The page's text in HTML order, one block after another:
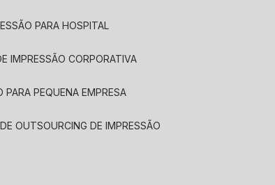
PARA HOSPITAL
IMPRESSÃO CORPORATIVA
PARA PEQUENA EMPRESA
DE OUTSOURCING DE IMPRESSÃO